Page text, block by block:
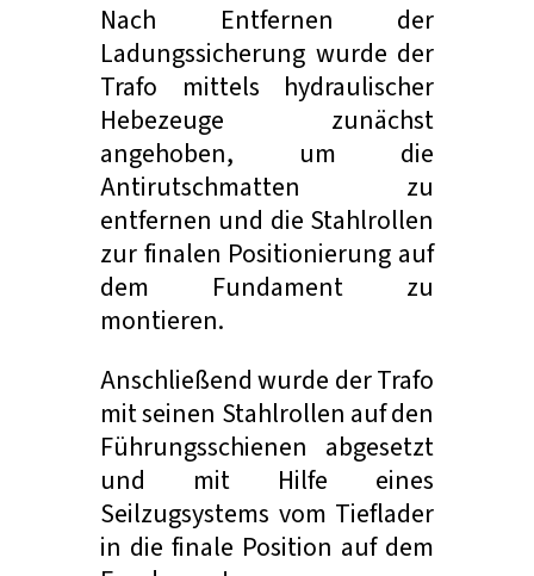
Nach Entfernen der
Ladungssicherung wurde der
Trafo mittels hydraulischer
Hebezeuge zunächst
angehoben, um die
Antirutschmatten zu
entfernen und die Stahlrollen
zur finalen Positionierung auf
dem Fundament zu
montieren.
Anschließend wurde der Trafo
mit seinen Stahlrollen auf den
Führungsschienen abgesetzt
und mit Hilfe eines
Seilzugsystems vom Tieflader
in die finale Position auf dem